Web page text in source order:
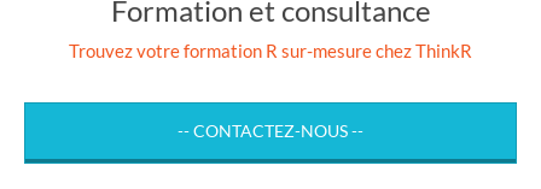
Formation et consultance
Trouvez votre formation R sur-mesure chez ThinkR
-- CONTACTEZ-NOUS --